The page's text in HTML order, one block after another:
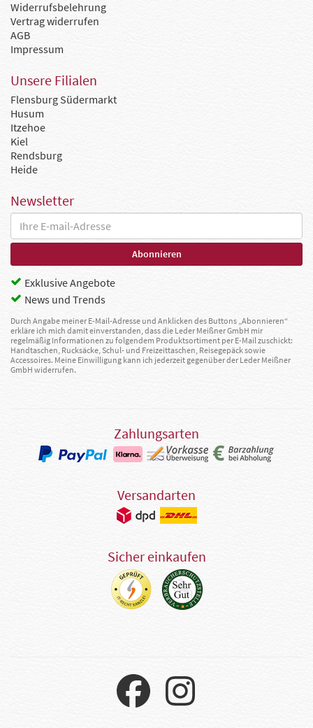
Widerrufsbelehrung
Vertrag widerrufen
AGB
Impressum
Unsere Filialen
Flensburg Südermarkt
Husum
Itzehoe
Kiel
Rendsburg
Heide
Newsletter
Exklusive Angebote
News und Trends
Durch Angabe meiner E-Mail-Adresse und Anklicken des Buttons „Abonnieren“
erkläre ich mich damit einverstanden, dass die Leder Meißner GmbH mir
regelmäßig Informationen zu folgendem Produktsortiment per E-Mail zuschickt:
Handtaschen, Rucksäcke, Schul- und Freizeittaschen, Reisegepäck sowie
Accessoires. Meine Einwilligung kann ich jederzeit gegenüber der Leder Meißner
GmbH widerrufen.
Zahlungsarten
Versandarten
Sicher einkaufen